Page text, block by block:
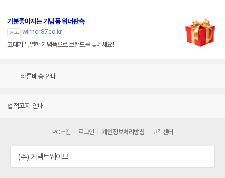
기분좋아지는 기념품 위너판촉
광고 winner87.co.kr
고데기 특별한 기념품으로 브랜드를 빛네세요!
빠른배송 안내
법적고지 안내
PC버전 로그인 개인정보처리방침 고객센터
(주) 커넥트웨이브